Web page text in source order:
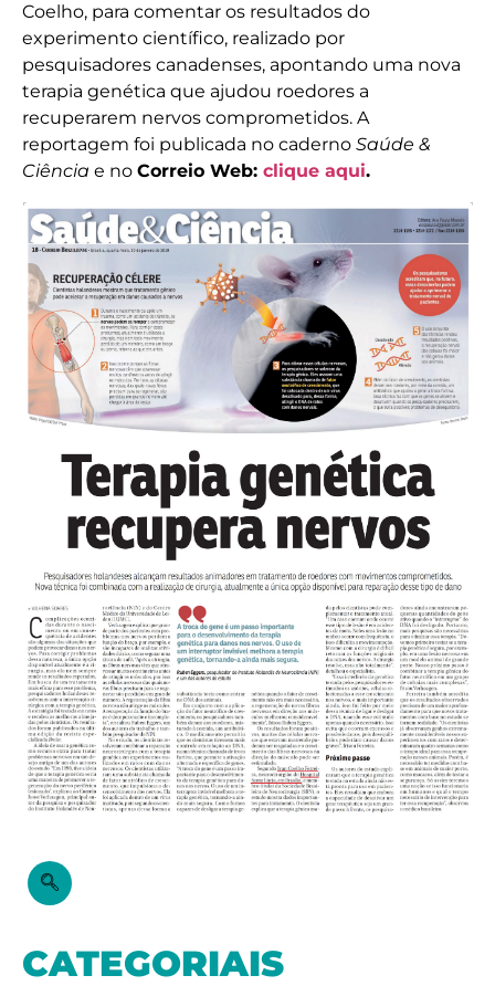
Coelho, para comentar os resultados do
experimento científico, realizado por
pesquisadores canadenses, apontando uma nova
terapia genética que ajudou roedores a
recuperarem nervos comprometidos. A
reportagem foi publicada no caderno Saúde &
Ciência e no Correio Web: clique aqui.
CATEGORIAIS